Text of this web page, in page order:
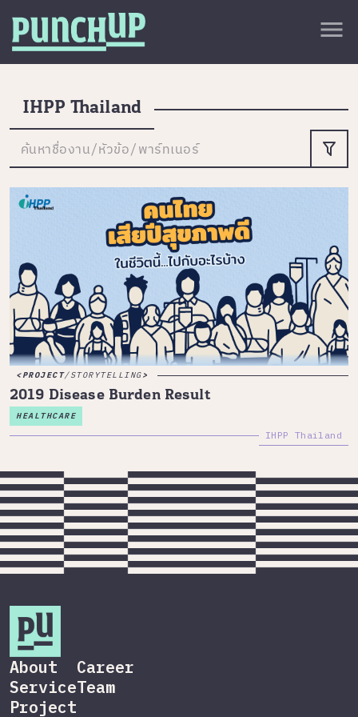
Skip to content
menu
close
Service
Project
Article
ลับด้านบน
IHPP Thailand
PROJECT/STORYTELLING
2019 Disease Burden Result
HEALTHCARE
IHPP Thailand
ค้นหาชื่องาน/หัวข้อ/พาร์ทเนอร์
About
Service
Project
Career
Team